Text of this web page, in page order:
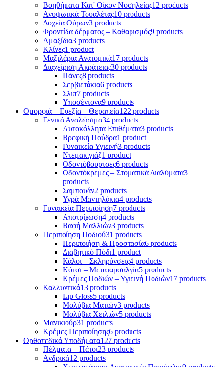
Βοηθήματα Κατ' Οίκον Νοσηλείας12 products
Ανυψωτικά Τουαλέτας10 products
Δοχεία Ούρων3 products
Φροντίδα δέρματος – Καθαρισμός9 products
Αμαξίδια3 products
Κλίνες1 product
Μαξιλάρια Ανατομικά17 products
Διαχείριση Ακράτειας30 products
Πάνες8 products
Σερβιετάκια6 products
Σλιπ7 products
Υποσέντονα9 products
Ομορφιά – Ευεξία – Θεραπεία122 products
Γενικά Αναλώσιμα34 products
Αυτοκόλλητα Επιθέματα3 products
Βρεφική Πούδρα1 product
Γυναικεία Υγιεινή3 products
Ντεμακιγιάζ1 product
Οδοντόβουρτσες6 products
Οδοντόκρεμες – Στοματικά Διαλύματα3
products
Σαμπουάν2 products
Υγρά Μαντηλάκια4 products
Γυναικεία Περιποίηση7 products
Αποτρίχωση4 products
Βαφή Μαλλιών3 products
Περιποίηση Ποδιού31 products
Περιποιήση & Προστασία6 products
Διαβητικό Πόδι1 product
Κάλοι – Σκληρύνσεις4 products
Κότσι – Μεταταρσαλγία5 products
Κρέμες Ποδιών – Υγιεινή Ποδιών17 products
Καλλυντικά13 products
Lip Gloss5 products
Μολύβια Ματιών3 products
Μολύβια Χειλιών5 products
Μανικιούρ31 products
Κρέμες Περιποίησης6 products
Ορθοπεδικά Υποδήματα127 products
Πέλματα – Πάτοι23 products
Ανδρικά12 products